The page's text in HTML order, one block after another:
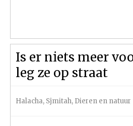
Is er niets meer
leg ze op straat
Halacha, Sjmitah, Dieren en natuur